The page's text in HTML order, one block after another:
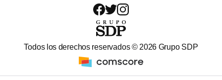
Todos los derechos reservados © 2026 Grupo SDP